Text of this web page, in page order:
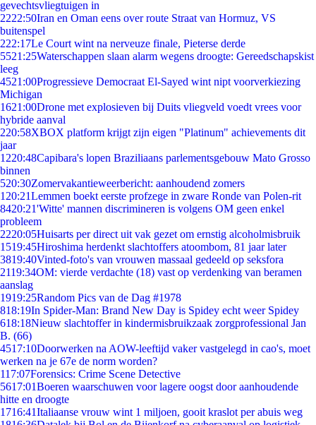
gevechtsvliegtuigen in
2222:50Iran en Oman eens over route Straat van Hormuz, VS
buitenspel
222:17Le Court wint na nerveuze finale, Pieterse derde
5521:25Waterschappen slaan alarm wegens droogte: Gereedschapskist
leeg
4521:00Progressieve Democraat El-Sayed wint nipt voorverkiezing
Michigan
1621:00Drone met explosieven bij Duits vliegveld voedt vrees voor
hybride aanval
220:58XBOX platform krijgt zijn eigen "Platinum" achievements dit
jaar
1220:48Capibara's lopen Braziliaans parlementsgebouw Mato Grosso
binnen
520:30Zomervakantieweerbericht: aanhoudend zomers
1 20:21Lemmen boekt eerste profzege in zware Ronde van Polen-rit
8420:21'Witte' mannen discrimineren is volgens OM geen enkel
probleem
2220:05Huisarts per direct uit vak gezet om ernstig alcoholmisbruik
1519:45Hiroshima herdenkt slachtoffers atoombom, 81 jaar later
3819:40Vinted-foto's van vrouwen massaal gedeeld op seksfora
2119:34OM: vierde verdachte (18) vast op verdenking van beramen
aanslag
1919:25Random Pics van de Dag #1978
818:19In Spider-Man: Brand New Day is Spidey echt weer Spidey
618:18Nieuw slachtoffer in kindermisbruikzaak zorgprofessional Jan
B. (66)
4517:10Doorwerken na AOW-leeftijd vaker vastgelegd in cao's, moet
werken na je 67e de norm worden?
117:07Forensics: Crime Scene Detective
5617:01Boeren waarschuwen voor lagere oogst door aanhoudende
hitte en droogte
1716:41Italiaanse vrouw wint 1 miljoen, gooit kraslot per abuis weg